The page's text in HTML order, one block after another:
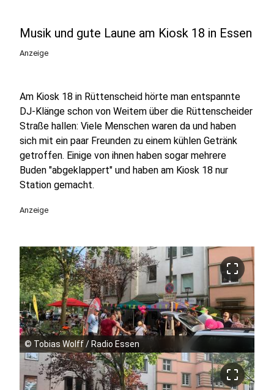
Musik und gute Laune am Kiosk 18 in Essen
Anzeige
Am Kiosk 18 in Rüttenscheid hörte man entspannte
DJ-Klänge schon von Weitem über die Rüttenscheider
Straße hallen: Viele Menschen waren da und haben
sich mit ein paar Freunden zu einem kühlen Getränk
getroffen. Einige von ihnen haben sogar mehrere
Buden "abgeklappert" und haben am Kiosk 18 nur
Station gemacht.
Anzeige
crop_free
© Tobias Wolff / Radio Essen
crop_free